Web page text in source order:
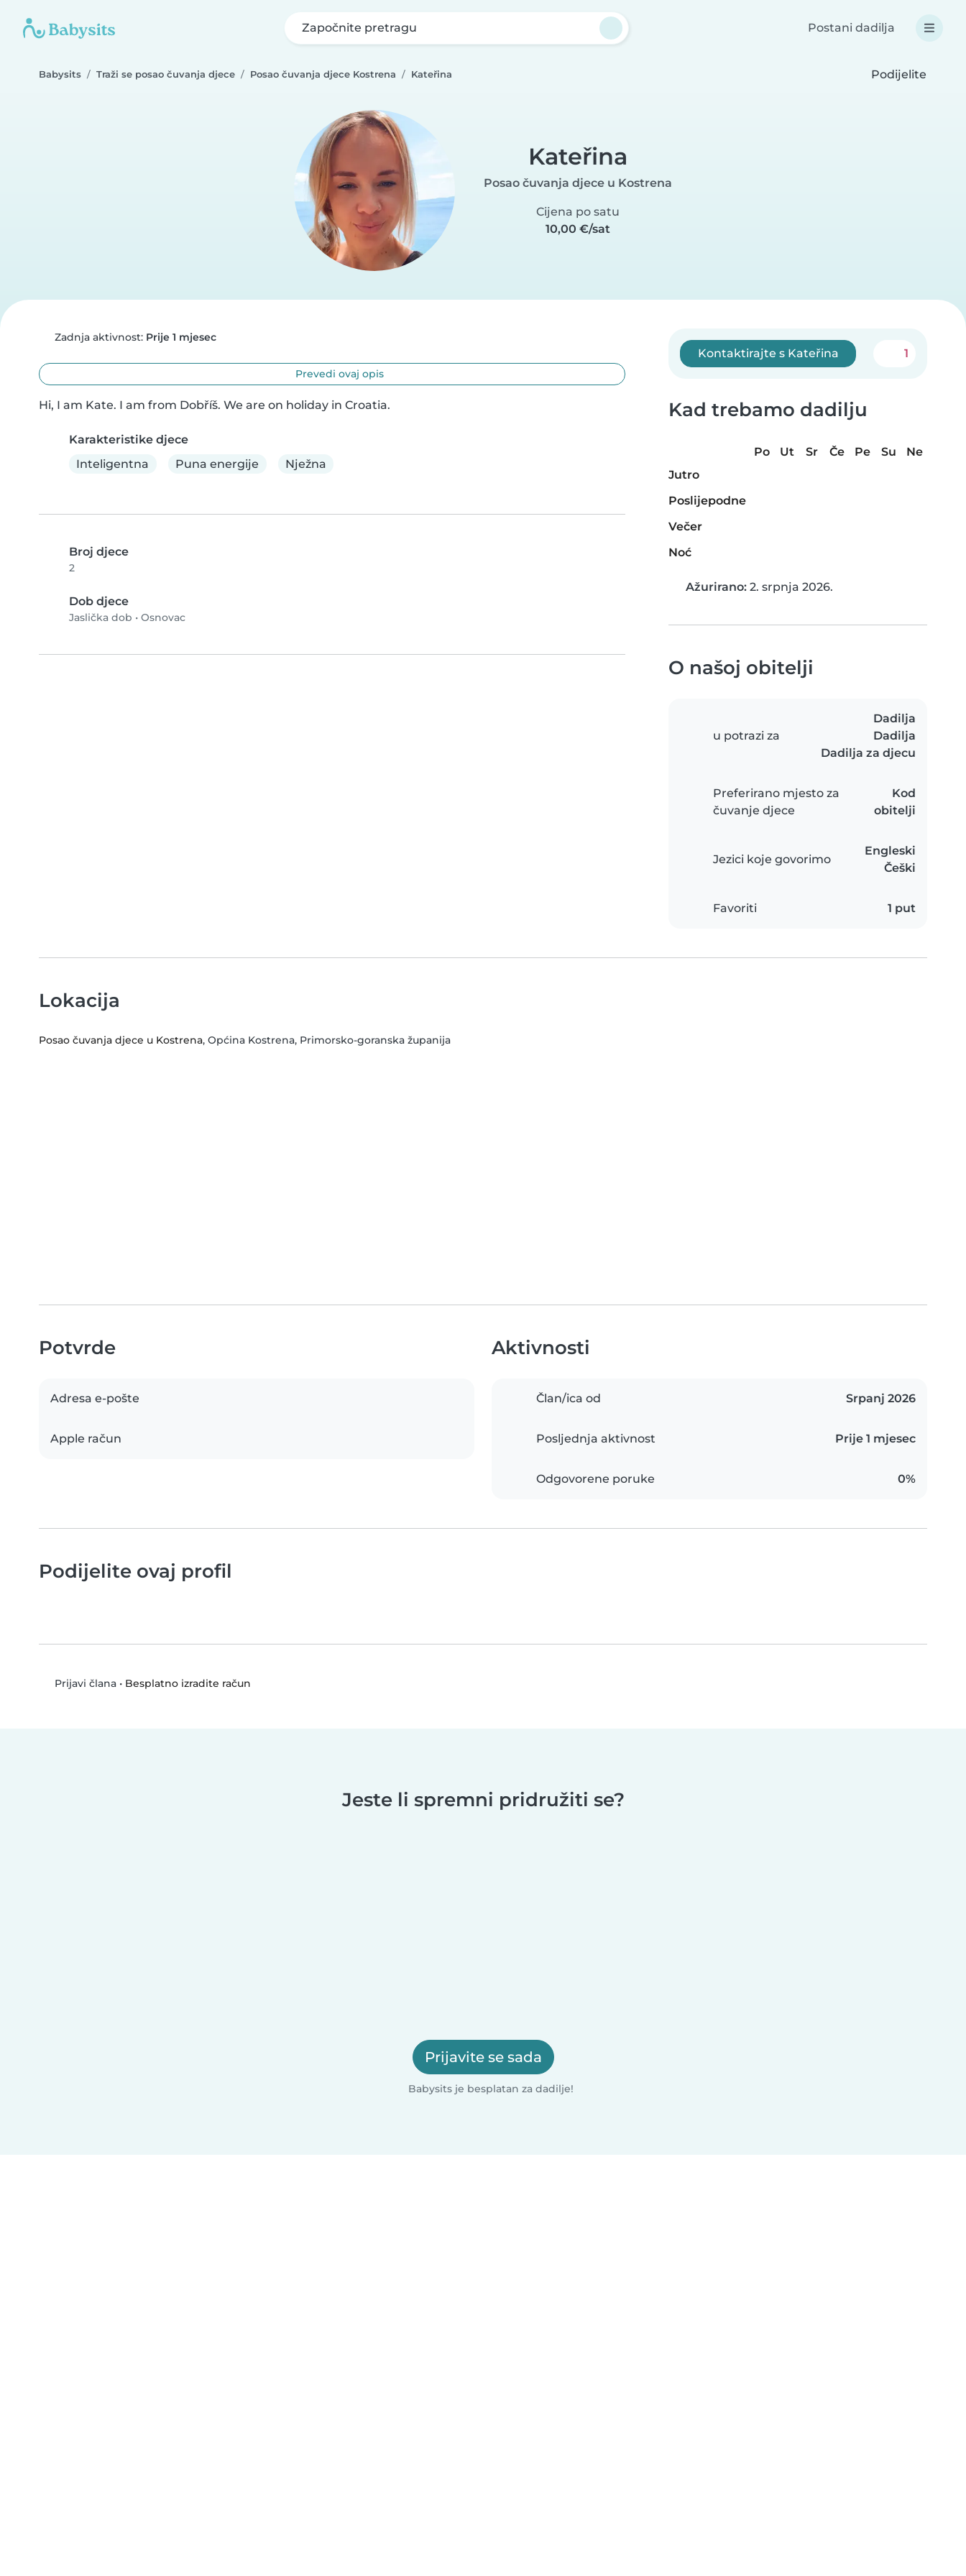
Započnite pretragu Postani dadilja
Babysits Traži se posao čuvanja djece Posao čuvanja djece Kostrena Kateřina Podijelite
Kateřina
Posao čuvanja djece u Kostrena
Cijena po satu
10,00 €/sat
Zadnja aktivnost: Prije 1 mjesec
Prevedi ovaj opis
Hi, I am Kate. I am from Dobříš. We are on holiday in Croatia.
Karakteristike djece
Inteligentna
Puna energije Nježna
Broj djece
2
Dob djece
Jaslička dob • Osnovac
Kontaktirajte s Kateřina 1
Kad trebamo dadilju
Po Ut Sr Če Pe Su
Ne
Jutro
Poslijepodne
Večer
Noć
Ažurirano: 2. srpnja 2026.
O našoj obitelji
u potrazi za
Dadilja
Dadilja
Dadilja za djecu
Preferirano mjesto za
čuvanje djece
Kod
obitelji
Jezici koje govorimo
Engleski
Češki
Favoriti 1 put
Lokacija
Posao čuvanja djece u Kostrena, Općina Kostrena, Primorsko-goranska županija
Potvrde
Adresa e-pošte
Apple račun
Aktivnosti
Član/ica od Srpanj 2026
Posljednja aktivnost Prije 1 mjesec
Odgovorene poruke 0%
Podijelite ovaj profil
Prijavi člana• Besplatno izradite račun
Jeste li spremni pridružiti se?
Prijavite se sada
Babysits je besplatan za dadilje!